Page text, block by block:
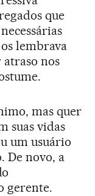
que
lembrava
nos
mas quer
suas vidas
um usuário
De novo, a
gerente.